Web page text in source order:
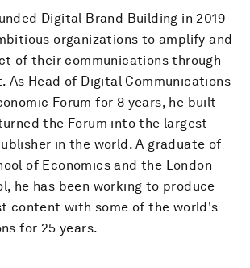
Digital Brand Building in 2019
organizations to amplify and
of their communications through
As Head of Digital Communications
Forum for 8 years, he built
the Forum into the largest
in the world. A graduate of
of Economics and the London
he has been working to produce
content with some of the world's
for 25 years.